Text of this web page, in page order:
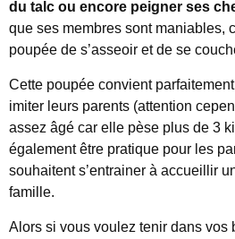
du talc ou encore peigner ses
que ses membres sont maniables,
poupée de s’asseoir et de se
Cette poupée convient
imiter leurs parents (attention
assez âgé car elle pèse plus de 3
également être pratique pour les
souhaitent s’entrainer à accueillir
famille.
Alors si vous voulez tenir dans vos